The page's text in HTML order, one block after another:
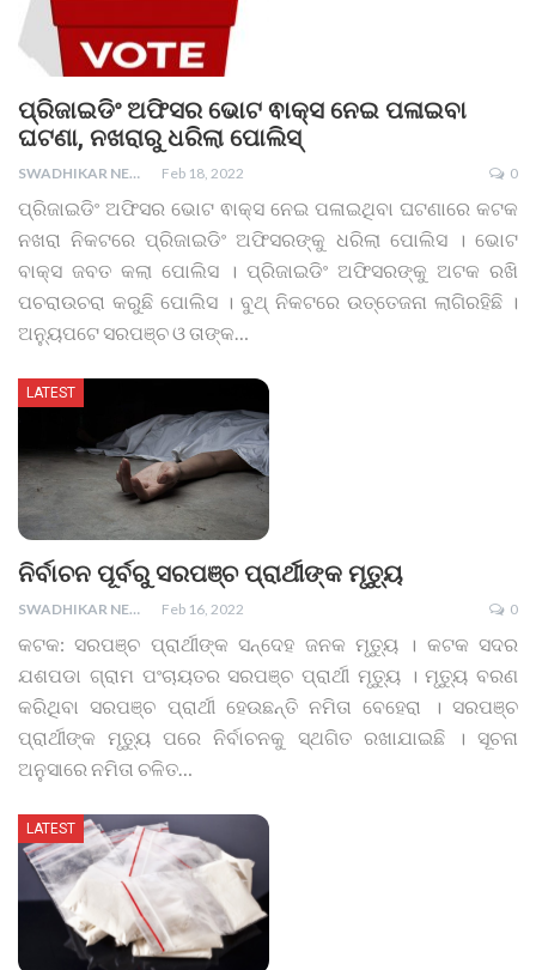
ପ୍ରିଜାଇଡିଂ ଅଫିସର ଭୋଟ ଵାକ୍ସ ନେଇ ପଳାଇବା
ଘଟଣା, ନଖରାରୁ ଧରିଲା ପୋଲିସ୍
SWADHIKAR NEWS Feb 18, 2022 0
ପ୍ରିଜାଇଡିଂ ଅଫିସର ଭୋଟ ଵାକ୍ସ ନେଇ ପଳାଇଥିବା ଘଟଣାରେ କଟକ
ନଖରା ନିକଟରେ ପ୍ରିଜାଇଡିଂ ଅଫିସରଙ୍କୁ ଧରିଲା ପୋଲିସ । ଭୋଟ
ବାକ୍ସ ଜବତ କଲା ପୋଲିସ । ପ୍ରିଜାଇଡିଂ ଅଫିସରଙ୍କୁ ଅଟକ ରଖି
ପଚରାଉଚରା କରୁଛି ପୋଲିସ । ବୁଥ୍‌ ନିକଟରେ ଉତ୍ତେଜନା ଲାଗିରହିଛି ।
ଅନ୍ୟୁପଟେ ସରପଞ୍ଚ ଓ ତାଙ୍କ…
LATEST
ନିର୍ବାଚନ ପୂର୍ବରୁ ସରପଞ୍ଚ ପ୍ରାର୍ଥୀଙ୍କ ମୃତ୍ୟୁ
SWADHIKAR NEWS Feb 16, 2022 0
କଟକ: ସରପଞ୍ଚ ପ୍ରାର୍ଥୀଙ୍କ ସନ୍ଦେହ ଜନକ ମୃତ୍ୟୁ । କଟକ ସଦର
ଯଶପଡା ଗ୍ରାମ ପଂଚାୟତର ସରପଞ୍ଚ ପ୍ରାର୍ଥୀ ମୃତ୍ୟୁ । ମୃତ୍ୟୁ ବରଣ
କରିଥିବା ସରପଞ୍ଚ ପ୍ରାର୍ଥୀ ହେଉଛନ୍ତି ନମିତା ବେହେରା । ସରପଞ୍ଚ
ପ୍ରାର୍ଥୀଙ୍କ ମୃତ୍ୟୁ ପରେ ନିର୍ବାଚନକୁ ସ୍ଥଗିତ ରଖାଯାଇଛି । ସୂଚନା
ଅନୁସାରେ ନମିତା ଚଳିତ
LATEST